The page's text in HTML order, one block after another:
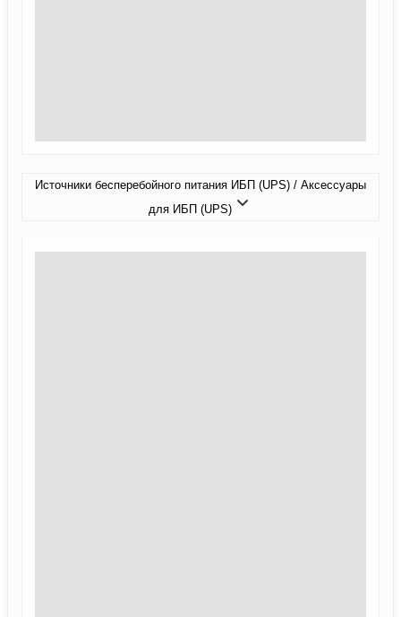
Источники бесперебойного питания ИБП (UPS) / Аксессуары
для ИБП (UPS)